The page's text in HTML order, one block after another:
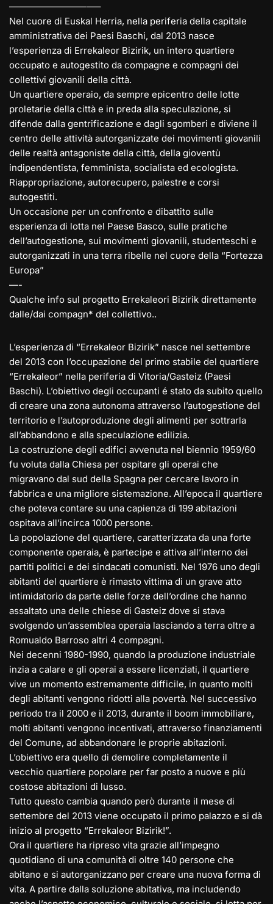
————————–—–
Nel cuore di Euskal Herria, nella periferia della capitale
amministrativa dei Paesi Baschi, dal 2013 nasce
l’esperienza di Errekaleor Bizirik, un intero quartiere
occupato e autogestito da compagne e compagni dei
collettivi giovanili della città.
Un quartiere operaio, da sempre epicentro delle lotte
proletarie della città e in preda alla speculazione, si
difende dalla gentrificazione e dagli sgomberi e diviene il
centro delle attività autorganizzate dei movimenti giovanili
delle realtà antagoniste della città, della gioventù
indipendentista, femminista, socialista ed ecologista.
Riappropriazione, autorecupero, palestre e corsi
autogestiti.
Un occasione per un confronto e dibattito sulle
esperienza di lotta nel Paese Basco, sulle pratiche
dell’autogestione, sui movimenti giovanili, studenteschi e
autorganizzati in una terra ribelle nel cuore della “Fortezza
Europa”
—-
Qualche info sul progetto Errekaleori Bizirik direttamente
dalle/dai compagn* del collettivo..
L’esperienza di “Errekaleor Bizirik” nasce nel settembre
del 2013 con l’occupazione del primo stabile del quartiere
“Errekaleor” nella periferia di Vitoria/Gasteiz (Paesi
Baschi). L’obiettivo degli occupanti é stato da subito quello
di creare una zona autonoma attraverso l’autogestione del
territorio e l’autoproduzione degli alimenti per sottrarla
all’abbandono e alla speculazione edilizia.
La costruzione degli edifici avvenuta nel biennio 1959/60
fu voluta dalla Chiesa per ospitare gli operai che
migravano dal sud della Spagna per cercare lavoro in
fabbrica e una migliore sistemazione. All’epoca il quartiere
che poteva contare su una capienza di 199 abitazioni
ospitava all’incirca 1000 persone.
La popolazione del quartiere, caratterizzata da una forte
componente operaia, è partecipe e attiva all’interno dei
partiti politici e dei sindacati comunisti. Nel 1976 uno degli
abitanti del quartiere è rimasto vittima di un grave atto
intimidatorio da parte delle forze dell’ordine che hanno
assaltato una delle chiese di Gasteiz dove si stava
svolgendo un’assemblea operaia lasciando a terra oltre a
Romualdo Barroso altri 4 compagni.
Nei decenni 1980-1990, quando la produzione industriale
inzia a calare e gli operai a essere licenziati, il quartiere
vive un momento estremamente difficile, in quanto molti
degli abitanti vengono ridotti alla povertà. Nel successivo
periodo tra il 2000 e il 2013, durante il boom immobiliare,
molti abitanti vengono incentivati, attraverso finanziamenti
del Comune, ad abbandonare le proprie abitazioni.
L’obiettivo era quello di demolire completamente il
vecchio quartiere popolare per far posto a nuove e più
costose abitazioni di lusso.
Tutto questo cambia quando però durante il mese di
settembre del 2013 viene occupato il primo palazzo e si dà
inizio al progetto “Errekaleor Bizirik!”.
Ora il quartiere ha ripreso vita grazie all’impegno
quotidiano di una comunità di oltre 140 persone che
abitano e si autorganizzano per creare una nuova forma di
vita. A partire dalla soluzione abitativa, ma includendo